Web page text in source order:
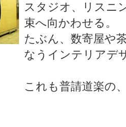
スタジオ、リスニ
束へ向かわせる。
たぶん、数寄屋や
なうインテリア
これも普請道楽の